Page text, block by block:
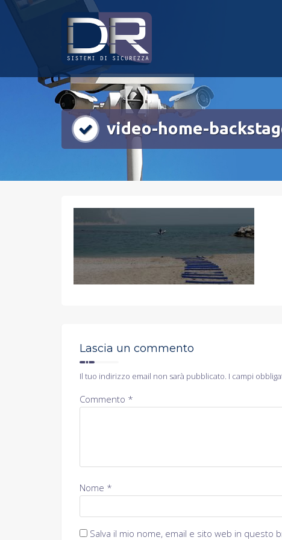
Skip
content
video-home-
Lascia un commento
Il tuo indirizzo email non sarà pubblicato. I campi
Commento *
Nome *
Salva il mio nome, email e sito web in